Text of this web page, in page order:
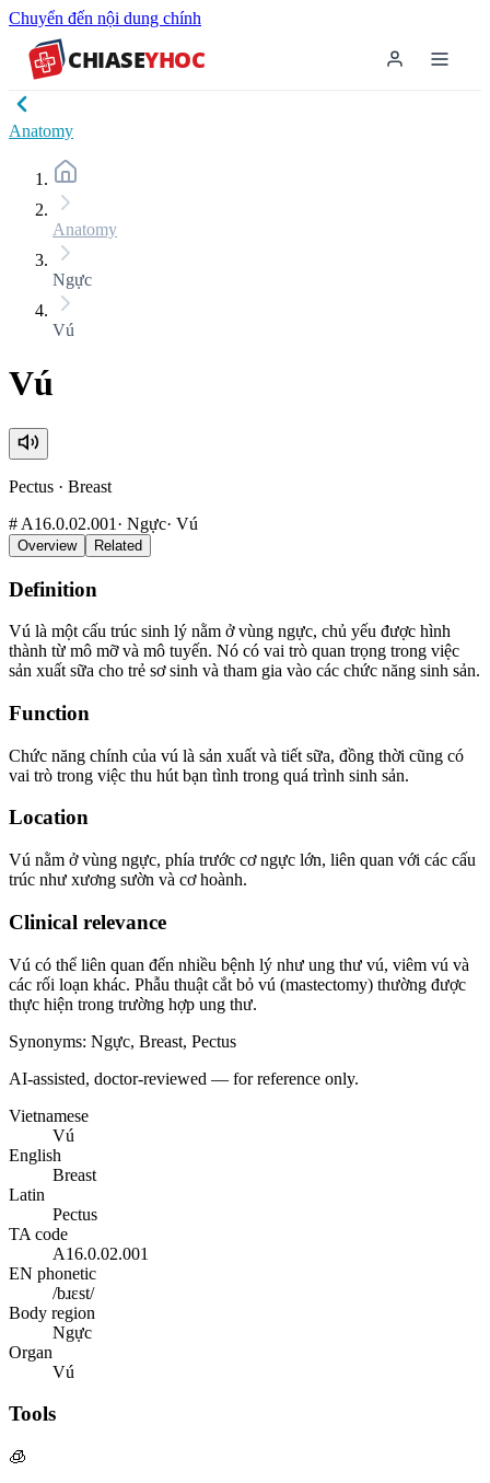
Chuyển đến nội dung chính
CHIASEYHOC
Anatomy
Anatomy
Ngực
Vú
Vú
Pectus · Breast
# A16.0.02.001 · Ngực· Vú
Overview Related
Definition
Vú là một cấu trúc sinh lý nằm ở vùng ngực, chủ yếu được hình
thành từ mô mỡ và mô tuyến. Nó có vai trò quan trọng trong việc
sản xuất sữa cho trẻ sơ sinh và tham gia vào các chức năng sinh sản.
Function
Chức năng chính của vú là sản xuất và tiết sữa, đồng thời cũng có
vai trò trong việc thu hút bạn tình trong quá trình sinh sản.
Location
Vú nằm ở vùng ngực, phía trước cơ ngực lớn, liên quan với các cấu
trúc như xương sườn và cơ hoành.
Clinical relevance
Vú có thể liên quan đến nhiều bệnh lý như ung thư vú, viêm vú và
các rối loạn khác. Phẫu thuật cắt bỏ vú (mastectomy) thường được
thực hiện trong trường hợp ung thư.
Synonyms: Ngực, Breast, Pectus
AI-assisted, doctor-reviewed — for reference only.
Vietnamese
Vú
English
Breast
Latin
Pectus
TA code
A16.0.02.001
EN phonetic
/bɹɛst/
Body region
Ngực
Organ
Vú
Tools
🧊